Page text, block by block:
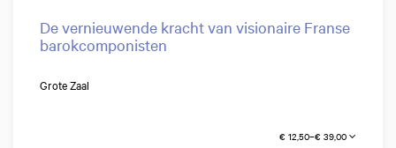
De vernieuwende kracht van visionaire Franse
barokcomponisten
Grote Zaal
€ 12,50–€ 39,00